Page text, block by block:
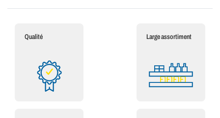
Qualité Large assortiment